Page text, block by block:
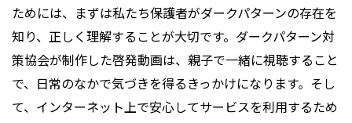
ためには、まずは私たち保護者がダークパターンの存在を
知り、正しく理解することが大切です。ダークパターン対
策協会が制作した啓発動画は、親子で一緒に視聴すること
で、日常のなかで気づきを得るきっかけになります。そし
て、インターネット上で安心してサービスを利用するため